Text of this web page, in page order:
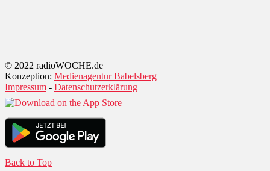
© 2022 radioWOCHE.de
Konzeption: Medienagentur Babelsberg
Impressum - Datenschutzerklärung
Back to Top